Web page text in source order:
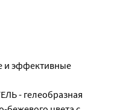
и эффективные
- гелеобразная